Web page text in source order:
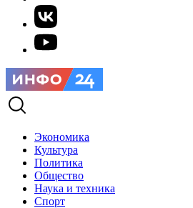
Экономика
Культура
Политика
Общество
Наука и техника
Спорт